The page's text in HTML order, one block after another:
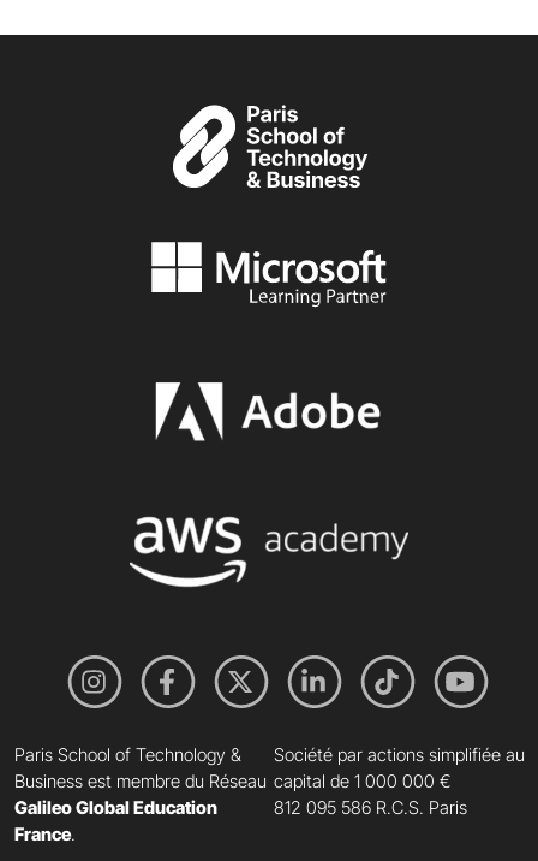
Paris School of Technology &
Business est membre du Réseau
Galileo Global Education
France.
Société par actions simplifiée au
capital de 1 000 000 €
812 095 586 R.C.S. Paris